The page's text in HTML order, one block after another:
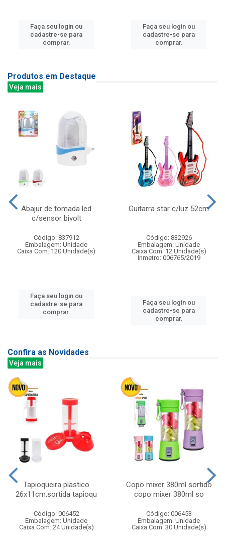
Faça seu login ou
cadastre-se para
comprar.
Faça seu login ou
cadastre-se para
comprar.
Produtos em Destaque
Veja mais
Abajur de tomada led
c/sensor bivolt
Código: 837912
Embalagem: Unidade
Caixa Com: 120 Unidade(s)
Faça seu login ou
cadastre-se para
comprar.
Guitarra star c/luz 52cm
Código: 832926
Embalagem: Unidade
Caixa Com: 12 Unidade(s)
Inmetro: 006765/2019
Faça seu login ou
cadastre-se para
comprar.
Confira as Novidades
Veja mais
Tapioqueira plastico
26x11cm,sortida tapioqu
Código: 006452
Embalagem: Unidade
Caixa Com: 24 Unidade(s)
Copo mixer 380ml sortido
copo mixer 380ml so
Código: 006453
Embalagem: Unidade
Caixa Com: 30 Unidade(s)